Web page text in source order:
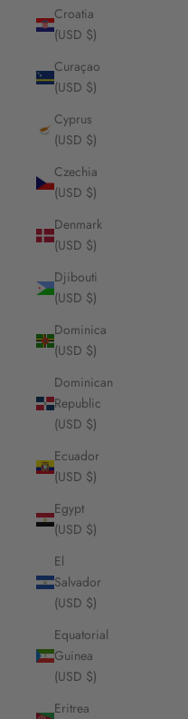
Croatia
(USD $)
Curaçao
(USD $)
Cyprus
(USD $)
Czechia
(USD $)
Denmark
(USD $)
Djibouti
(USD $)
Dominica
(USD $)
Dominican
Republic
(USD $)
Ecuador
(USD $)
Egypt
(USD $)
El
Salvador
(USD $)
Equatorial
Guinea
(USD $)
Eritrea